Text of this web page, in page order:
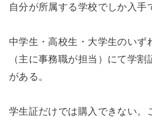
自分が所属する学校でしか入手
中学生・高校生・大学生のいず
（主に事務職が担当）にて学
がある。
学生証だけでは購入できない。